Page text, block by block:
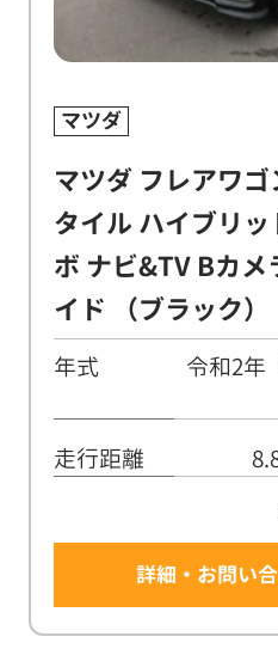
マツダ
マツダ フレアワ
タイル ハイブリ
ボ ナビ&TV Bカメ
イド （ブラック）
年式
令和2年
走行距離
詳細・お問い